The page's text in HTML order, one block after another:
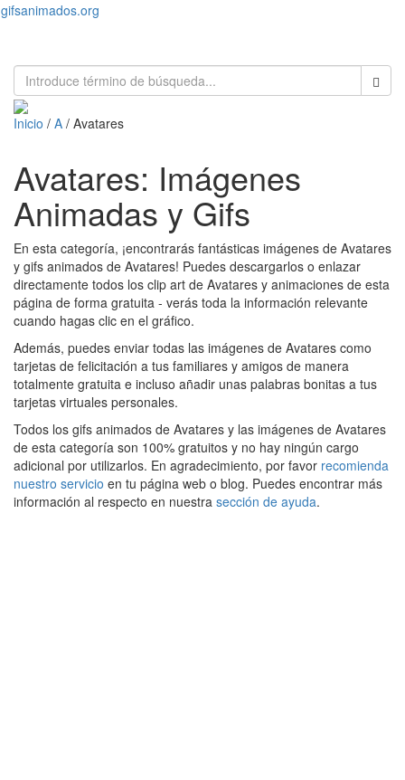
gifsanimados.org
Inicio / A / Avatares
Avatares: Imágenes
Animadas y Gifs
En esta categoría, ¡encontrarás fantásticas imágenes de Avatares
y gifs animados de Avatares! Puedes descargarlos o enlazar
directamente todos los clip art de Avatares y animaciones de esta
página de forma gratuita - verás toda la información relevante
cuando hagas clic en el gráfico.
Además, puedes enviar todas las imágenes de Avatares como
tarjetas de felicitación a tus familiares y amigos de manera
totalmente gratuita e incluso añadir unas palabras bonitas a tus
tarjetas virtuales personales.
Todos los gifs animados de Avatares y las imágenes de Avatares
de esta categoría son 100% gratuitos y no hay ningún cargo
adicional por utilizarlos. En agradecimiento, por favor recomienda
nuestro servicio en tu página web o blog. Puedes encontrar más
información al respecto en nuestra sección de ayuda.